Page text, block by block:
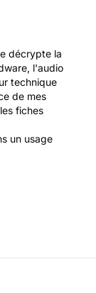
décrypte la
l'audio
technique
de mes
fiches
un usage